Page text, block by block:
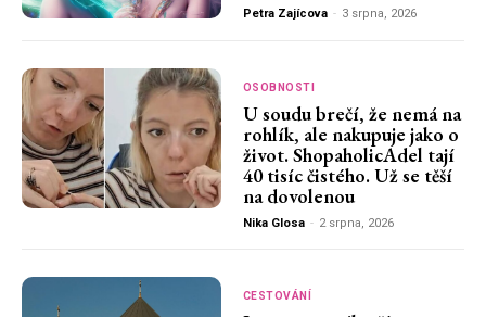
Petra Zajícova - 3 srpna, 2026
OSOBNOSTI
U soudu brečí, že nemá na
rohlík, ale nakupuje jako o
život. ShopaholicAdel tají
40 tisíc čistého. Už se těší
na dovolenou
Nika Glosa - 2 srpna, 2026
CESTOVÁNÍ